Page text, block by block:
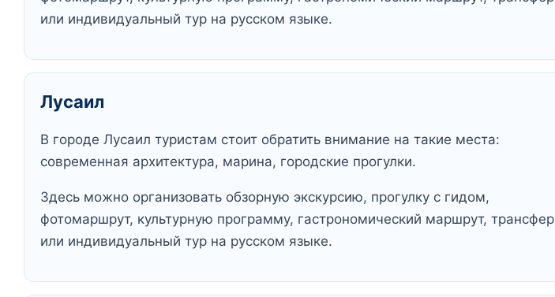
или индивидуальный тур на русском языке.
Лусаил
В городе Лусаил туристам стоит обратить внимание на такие места:
современная архитектура, марина, городские прогулки.
Здесь можно организовать обзорную экскурсию, прогулку с гидом,
фотомаршрут, культурную программу, гастрономический маршрут, трансфер
или индивидуальный тур на русском языке.